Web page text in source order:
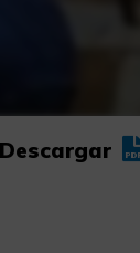
Descargar